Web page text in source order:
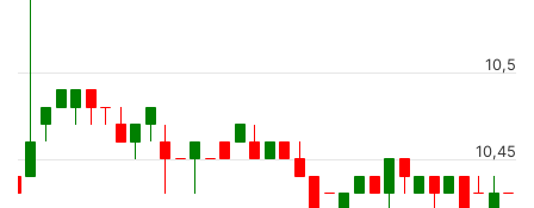
10,45
10,5